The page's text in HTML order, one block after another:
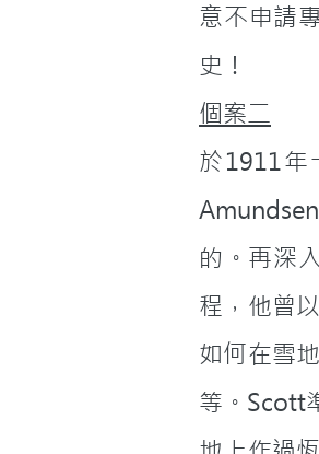
意不申請
史！
個案二
於1911年
的。再深
程，他曾
如何在雪
等。Scott